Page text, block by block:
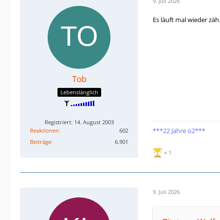
Tob
Lebenslänglich
Registriert: 14. August 2003
Reaktionen
602
Beiträge
6.901
Es läuft mal wieder zäh.
***22 Jahre o2***
1
9. Juli 2026